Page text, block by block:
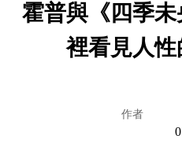
霍普與《四季
裡看見人
作者